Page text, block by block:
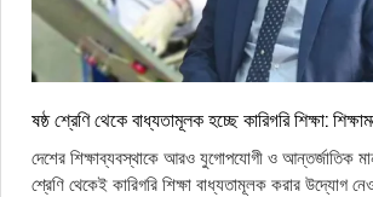
ষষ্ঠ শ্রেণি থেকে বাধ্যতামূলক হচ্ছে কারিগরি শিক্ষা:
দেশের শিক্ষাব্যবস্থাকে আরও যুগোপযোগী ও আন্তর্জাতিক
শ্রেণি থেকেই কারিগরি শিক্ষা বাধ্যতামূলক করার উদ্যোগ